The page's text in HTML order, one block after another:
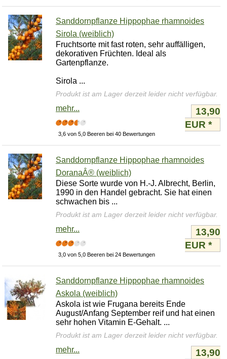
Sanddornpflanze Hippophae rhamnoides
Sirola (weiblich)
Fruchtsorte mit fast roten, sehr auffälligen,
dekorativen Früchten. Ideal als
Gartenpflanze.
Sirola ...
Produkt ist am Lager derzeit leider nicht verfügbar.
mehr...
3,6 von 5,0 Beeren bei 40 Bewertungen
13,90
EUR*
Sanddornpflanze Hippophae rhamnoides
DoranaÂ® (weiblich)
Diese Sorte wurde von H.-J. Albrecht, Berlin,
1990 in den Handel gebracht. Sie hat einen
schwachen bis ...
Produkt ist am Lager derzeit leider nicht verfügbar.
mehr...
3,0 von 5,0 Beeren bei 24 Bewertungen
13,90
EUR*
Sanddornpflanze Hippophae rhamnoides
Askola (weiblich)
Askola ist wie Frugana bereits Ende
August/Anfang September reif und hat einen
sehr hohen Vitamin E-Gehalt. ...
Produkt ist am Lager derzeit leider nicht verfügbar.
mehr...
13,90